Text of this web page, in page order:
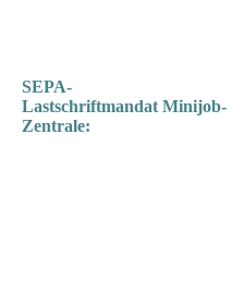
SEPA-
Lastschriftmandat Minijob-
Zentrale: